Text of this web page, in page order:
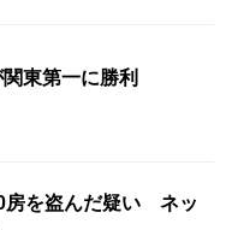
東第一に勝利
房を盗んだ疑い ネッ